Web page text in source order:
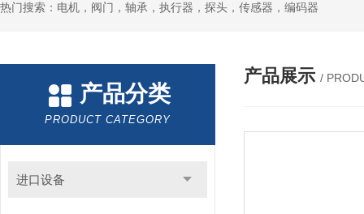
热门搜索：电机，阀门，轴承，执行器，探头，传感器，编码器
产品分类
PRODUCT CATEGORY
进口设备
产品展示 /